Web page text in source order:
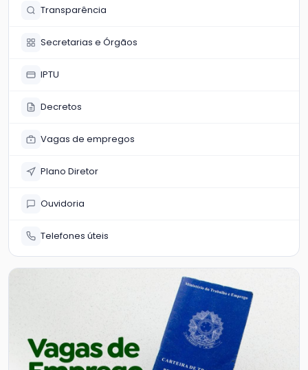
Transparência
Secretarias e Órgãos
IPTU
Decretos
Vagas de empregos
Plano Diretor
Ouvidoria
Telefones úteis